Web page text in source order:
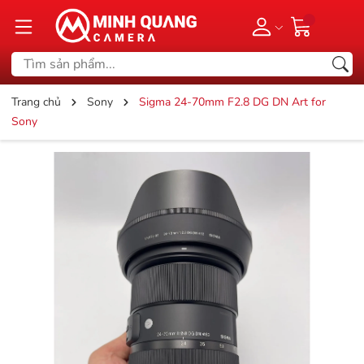
Trang chủ Sony
Sigma 24-70mm F2.8 DG DN Art for
Sony